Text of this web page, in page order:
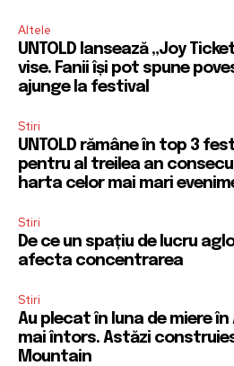
Altele
UNTOLD lansează „Joy
vise. Fanii își pot spune
ajunge la festival
Stiri
UNTOLD rămâne în top 3
pentru al treilea an
harta celor mai mari
Stiri
De ce un spațiu de lucru
afecta concentrarea
Stiri
Au plecat în luna de miere în
mai întors. Astăzi
Mountain